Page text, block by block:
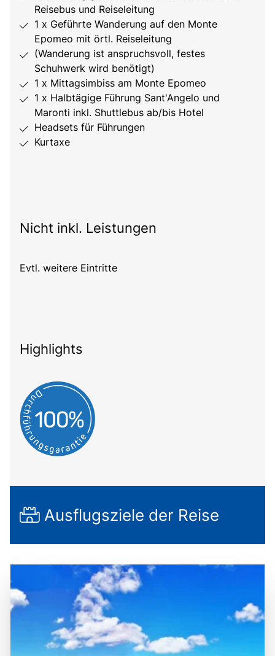
Reisebus und Reiseleitung
1 x Geführte Wanderung auf den Monte
Epomeo mit örtl. Reiseleitung
(Wanderung ist anspruchsvoll, festes
Schuhwerk wird benötigt)
1 x Mittagsimbiss am Monte Epomeo
1 x Halbtägige Führung Sant'Angelo und
Maronti inkl. Shuttlebus ab/bis Hotel
Headsets für Führungen
Kurtaxe
Nicht inkl. Leistungen
Evtl. weitere Eintritte
Highlights
Ausflugsziele der Reise